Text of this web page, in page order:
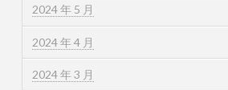
2024 年 5 月
2024 年 4 月
2024 年 3 月